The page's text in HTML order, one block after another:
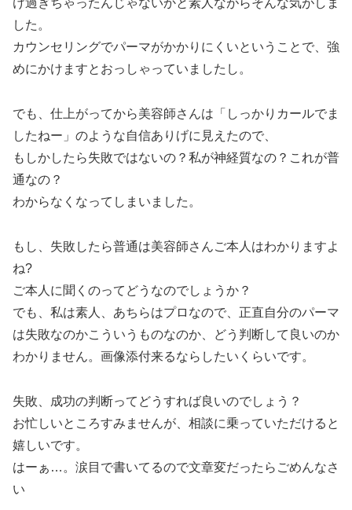
け過ぎちゃったんじゃないかと素人ながらそんな気がしま
した。
カウンセリングでパーマがかかりにくいということで、強
めにかけますとおっしゃっていましたし。
でも、仕上がってから美容師さんは「しっかりカールでま
したねー」のような自信ありげに見えたので、
もしかしたら失敗ではないの？私が神経質なの？これが普
通なの？
わからなくなってしまいました。
もし、失敗したら普通は美容師さんご本人はわかりますよ
ね?
ご本人に聞くのってどうなのでしょうか？
でも、私は素人、あちらはプロなので、正直自分のパーマ
は失敗なのかこういうものなのか、どう判断して良いのか
わかりません。画像添付来るならしたいくらいです。
失敗、成功の判断ってどうすれば良いのでしょう？
お忙しいところすみませんが、相談に乗っていただけると
嬉しいです。
はーぁ…。涙目で書いてるので文章変だったらごめんなさ
い